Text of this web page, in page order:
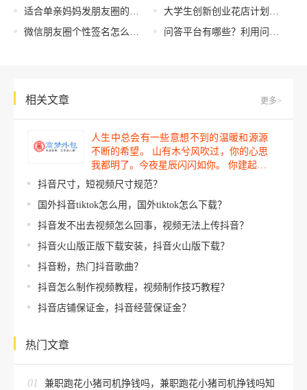
适合单亲妈妈发朋友圈的短句有哪些呢，适合单亲妈妈发朋友圈的短句有哪些文案？
微信朋友圈个性签名怎么设置，朋友圈个性签名设置？
大学生创新创业花店计划书17页，大学生创新创业花店计划书免费？
问答平台有哪些？利用问答平台做网络营销推广有什么优势？
相关文章 更多>
人生中总会有一些意想不到的温暖和源源
不断的希望。 山有木兮风吹过，你的心思
我都明了。今夜星辰闪闪如你。 你建起…
抖音尺寸，短视频尺寸规范？
国外抖音tiktok怎么用，国外tiktok怎么下载？
抖音发不出去视频怎么回事，视频无法上传抖音？
抖音火山版正版下载安装，抖音火山版下载？
抖音粉，热门抖音歌曲？
抖音怎么制作视频教程，视频制作技巧教程？
抖音店铺保证金，抖音经营保证金？
热门文章
01
兼职跑花小猪司机挣钱吗，兼职跑花小猪司机挣钱吗知